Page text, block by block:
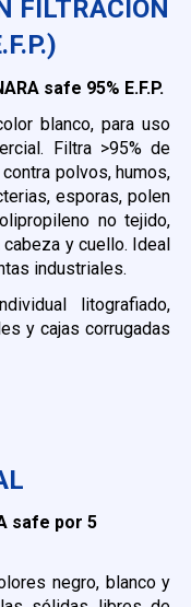
FILTRACIÓN
safe 95% E.F.P.
blanco, para uso
Filtra >95% de
polvos, humos,
esporas, polen
no tejido,
y cuello. Ideal
industriales.
litografiado,
y cajas corrugadas
safe por 5
negro, blanco y